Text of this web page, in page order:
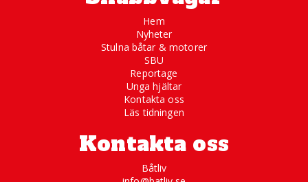
Hem
Nyheter
Stulna båtar & motorer
SBU
Reportage
Unga hjältar
Kontakta oss
Läs tidningen
Kontakta oss
Båtliv